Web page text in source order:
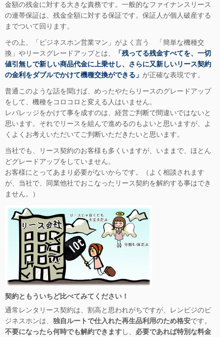
金額の残金に対する大きな責務です。一般的なファイナンスリース
の連帯保証は、残金全額に対する保証です。保証人が個人破産する
までついて回ります。
その上、「ビジネスホン営業マン」がよく言う 「簡単な機種交
換」やリースグレードアップとは、
「残ってる残金すべてを、一切
値引無しで新しい商品代金に上乗せし、さらに又新しいリース契約
の金利をダブルでかけて機種交換ができる」 が正確な表現です。
普通このような話を聞けば、めったやたらリースのグレードアップ
をして、機種をコロコロと変える人はいません。
レバレッジをかけて事を成すのは、経営ご判断で間違いではないと
思います。それでリースを組んで進めるのもよいと思いますが、よ
くよくお考えいただいてご判断いただきたいと思います。
当社でも、リース契約のお客様も多くいますが、いままで、ほとん
どグレードアップをしていません。
お客様にとってあまり必要がないからです。（よく相談されます
が、当社で、同業他社でおこなったリース契約を解約する事はでき
ません。）
契約ともういちど比べてみてください！
通常レンタリース契約は、割高と思われがちですが、レンビジのビ
ジネスホンは、 独自ルートで仕入れた再生品利用のため格安です。
不要になったら何時でも解約できます し、 必要であれば特別な料金